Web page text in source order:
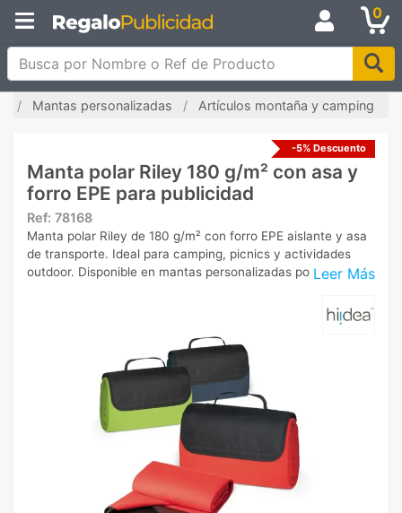
0
Busca por Nombre o Ref de Producto
Mantas personalizadas Artículos montaña y camping
-5% Descuento
Manta polar Riley 180 g/m² con asa y
forro EPE para publicidad
Ref: 78168
Leer Más
Manta polar Riley de 180 g/m² con forro EPE aislante y asa
de transporte. Ideal para camping, picnics y actividades
outdoor. Disponible en mantas personalizadas por transfer.